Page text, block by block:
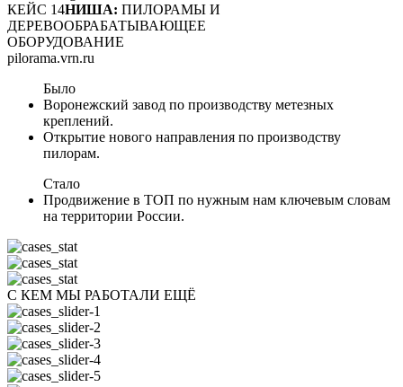
КЕЙС 14НИША: ПИЛОРАМЫ И
ДЕРЕВООБРАБАТЫВАЮЩЕЕ
ОБОРУДОВАНИЕ
pilorama.vrn.ru
Было
Воронежский завод по производству метезных
креплений.
Открытие нового направления по производству
пилорам.
Стало
Продвижение в ТОП по нужным нам ключевым словам
на территории России.
С КЕМ МЫ РАБОТАЛИ ЕЩЁ